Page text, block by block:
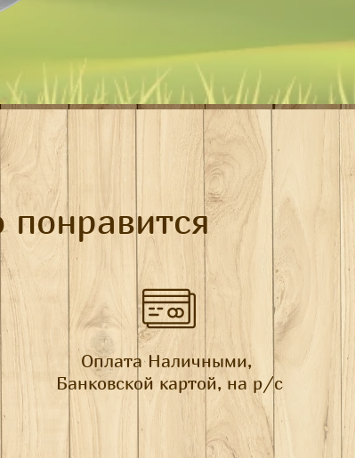
Оплата Наличными,
Банковской картой, на р/с